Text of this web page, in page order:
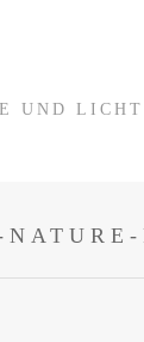
UND LICHT